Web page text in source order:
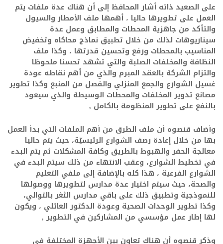
على الصعيد ذاته أشار المحافظ إلى أن هناك عدة ملفات يتم
العمل على تطويرها حاليا ، أهمها ملف الأمطار والسيول
والتأكد من جاهزية المحطات والمطابق وعمل عدة
سيناريوهات لذلك من خلال تطبيق نماذج محاكاه وتخفيض
المناسيب بالمحطات ورفع وتحسين قدرتها ، وكذا ملف
النظافة والمخلفات الصلبة والتي تشهد تحسنا ملحوظا
والتزام الشركة بالعقد المبرم والذي من أهم نقاطه عودة
غسيل الشوارع والجمع المنزلي والفصل من المنبع وكذا تطوير
مصانع تدوير المخلفات والمحطات الوسيطة والذي سيعود
بالنفع على تطوير المنظومة بالكامل ,
وأضاف قنصوه أن ملف الطرق من أهم الملفات التي بدأ العمل
بها من خلال إعادة رصف الشوارع الرئيسيّة، حيث يتم حاليا
معالجة الحفر والهبوط بالطريق وكافة المشكلات ثم يتم البدء
في تخطيط الشوارع، وعقب الانتهاء من ذلك سيتم البدء في
الشوارع الفرعية ، هذا كله بالإضافة إلى ملفي التعليم
والصحة، حيث سيتم اختيار عدة مدارس لتطويرها ووصولها
للنموذجية وتطبيق ذلك على باقي مدارس الثغر بالتوالي،
وكذا تطوير الوحدات الصحية وعودة الدكتور العائلي ، ويكون
لها إطار عمل مؤسسي من المشاركين في التطوير ,
وذكر قنصوه أن هناك تعاون بين الأجهزة المختلفة في